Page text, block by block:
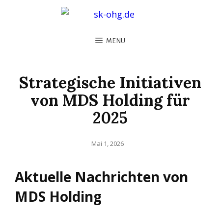
MENU
Strategische Initiativen
von MDS Holding für
2025
Posted
Mai 1, 2026
Aktuelle Nachrichten von
MDS Holding